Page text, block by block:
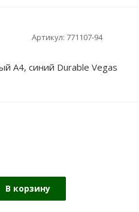
Артикул: 771107-94
А4, синий Durable Vegas
В корзину